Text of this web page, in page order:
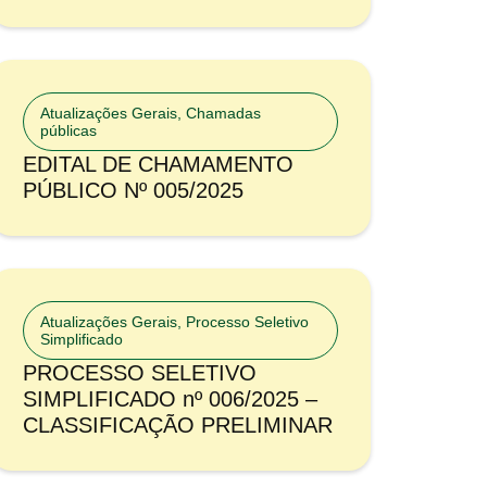
Atualizações Gerais Chamadas
públicas
EDITAL DE CHAMAMENTO
PÚBLICO Nº 005/2025
Atualizações Gerais Processo Seletivo
Simplificado
PROCESSO SELETIVO
SIMPLIFICADO nº 006/2025 –
CLASSIFICAÇÃO PRELIMINAR